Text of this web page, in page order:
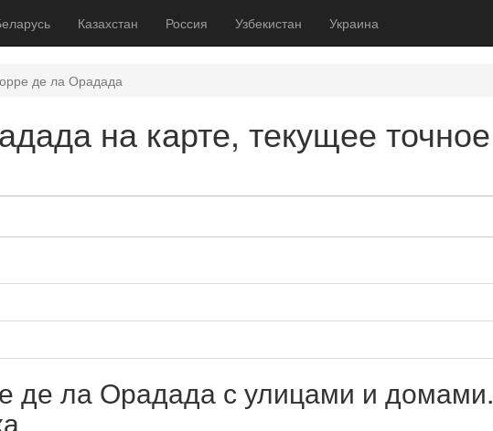
Казахстан Россия Узбекистан Украина
де ла Орадада
на карте, текущее точное
де ла Орадада с улицами и домами.